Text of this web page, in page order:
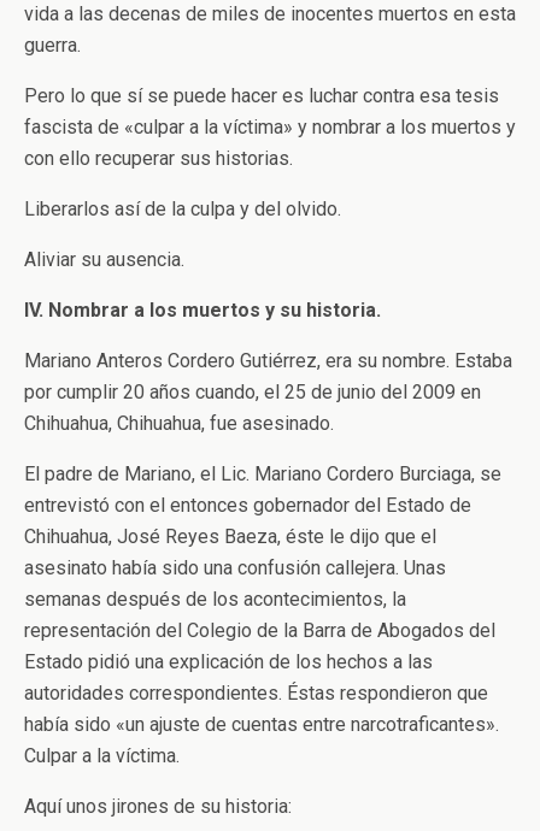
vida a las decenas de miles de inocentes muertos en esta
guerra.
Pero lo que sí se puede hacer es luchar contra esa tesis
fascista de «culpar a la víctima» y nombrar a los muertos y
con ello recuperar sus historias.
Liberarlos así de la culpa y del olvido.
Aliviar su ausencia.
IV. Nombrar a los muertos y su historia.
Mariano Anteros Cordero Gutiérrez, era su nombre. Estaba
por cumplir 20 años cuando, el 25 de junio del 2009 en
Chihuahua, Chihuahua, fue asesinado.
El padre de Mariano, el Lic. Mariano Cordero Burciaga, se
entrevistó con el entonces gobernador del Estado de
Chihuahua, José Reyes Baeza, éste le dijo que el
asesinato había sido una confusión callejera. Unas
semanas después de los acontecimientos, la
representación del Colegio de la Barra de Abogados del
Estado pidió una explicación de los hechos a las
autoridades correspondientes. Éstas respondieron que
había sido «un ajuste de cuentas entre narcotraficantes».
Culpar a la víctima.
Aquí unos jirones de su historia: